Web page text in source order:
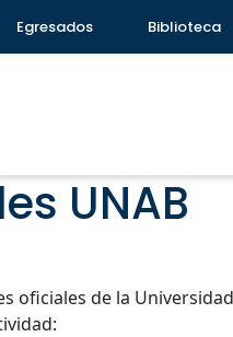
Egresados Biblioteca
UNAB
oficiales de la